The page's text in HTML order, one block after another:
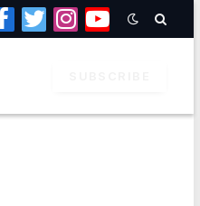
Facebook
TwitterInstagramYouTube